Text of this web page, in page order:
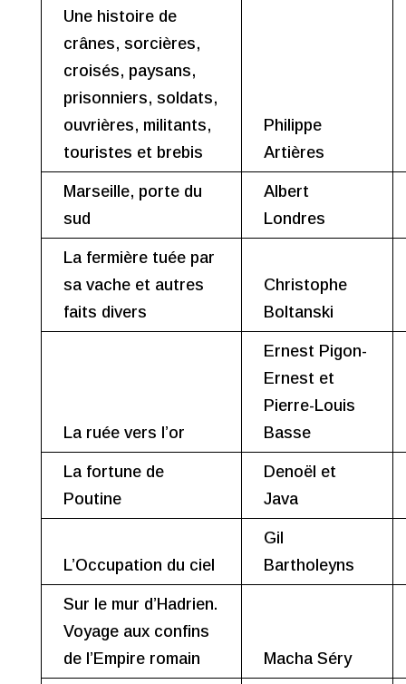
Une histoire de
crânes, sorcières,
croisés, paysans,
prisonniers, soldats,
ouvrières, militants,
touristes et brebis
Philippe
Artières
Marseille, porte du
sud
Albert
Londres
La fermière tuée par
sa vache et autres
faits divers
Christophe
Boltanski
La ruée vers l’or
Ernest Pigon-
Ernest et
Pierre-Louis
Basse
La fortune de
Poutine
Denoël et
Java
L’Occupation du ciel
Gil
Bartholeyns
Sur le mur d’Hadrien.
Voyage aux confins
de l’Empire romain
Macha Séry